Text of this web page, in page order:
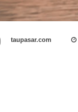
taupasar.com